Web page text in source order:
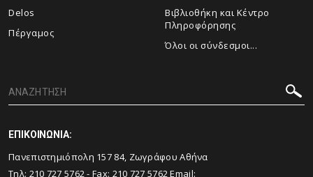
Delos
Πέργαμος
Βιβλιοθήκη και Κέντρο
Πληροφόρησης
Όλοι οι σύνδεσμοι...
ΕΠΙΚΟΙΝΩΝΙΑ:
Πανεπιστημιόπολη 157 84, Ζωγράφου Αθήνα
Τηλ: 210 727 5762- Fax: 210 727 5762Email: